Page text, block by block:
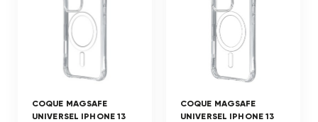
COQUE MAGSAFE
UNIVERSEL IPHONE 13
COQUE MAGSAFE
UNIVERSEL IPHONE 13